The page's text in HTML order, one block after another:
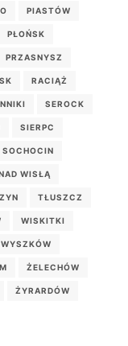
PIASTÓW
PŁOŃSK
PRZASNYSZ
RACIĄŻ
SEROCK
SIERPC
SOCHOCIN
WISŁĄ
TŁUSZCZ
WISKITKI
WYSZKÓW
ŻELECHÓW
ŻYRARDÓW